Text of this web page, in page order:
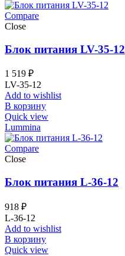
Compare
Close
Блок питания LV-35-12
1 519 ₽
LV-35-12
Add to wishlist
В корзину
Quick view
Lummina
Compare
Close
Блок питания L-36-12
918 ₽
L-36-12
Add to wishlist
В корзину
Quick view